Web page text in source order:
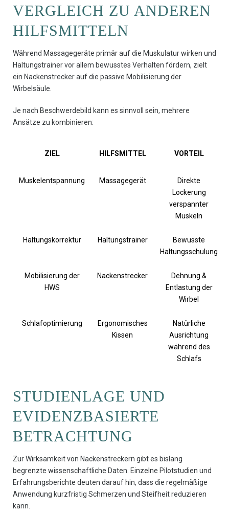
VERGLEICH ZU ANDEREN
HILFSMITTELN
Während Massagegeräte primär auf die Muskulatur wirken und
Haltungstrainer vor allem bewusstes Verhalten fördern, zielt
ein Nackenstrecker auf die passive Mobilisierung der
Wirbelsäule.
Je nach Beschwerdebild kann es sinnvoll sein, mehrere
Ansätze zu kombinieren:
ZIEL HILFSMITTEL VORTEIL
Muskelentspannung Massagegerät
Direkte
Lockerung
verspannter
Muskeln
Haltungskorrektur Haltungstrainer
Bewusste
Haltungsschulung
Mobilisierung der
HWS
Nackenstrecker
Dehnung &
Entlastung der
Wirbel
Schlafoptimierung
Ergonomisches
Kissen
Natürliche
Ausrichtung
während des
Schlafs
STUDIENLAGE UND
EVIDENZBASIERTE
BETRACHTUNG
Zur Wirksamkeit von Nackenstreckern gibt es bislang
begrenzte wissenschaftliche Daten. Einzelne Pilotstudien und
Erfahrungsberichte deuten darauf hin, dass die regelmäßige
Anwendung kurzfristig Schmerzen und Steifheit reduzieren
kann.